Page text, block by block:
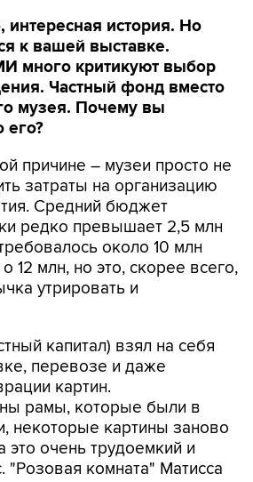
интересная история. Но
к вашей выставке.
много критикуют выбор
Частный фонд вместо
музея. Почему вы
его?
причине – музеи просто не
затраты на организацию
Средний бюджет
редко превышает 2,5 млн
около 10 млн
о 12 млн, но это, скорее всего,
утрировать и
капитал) взял на себя
перевозе и даже
картин.
рамы, которые были в
некоторые картины заново
это очень трудоемкий и
"Розовая комната" Матисса